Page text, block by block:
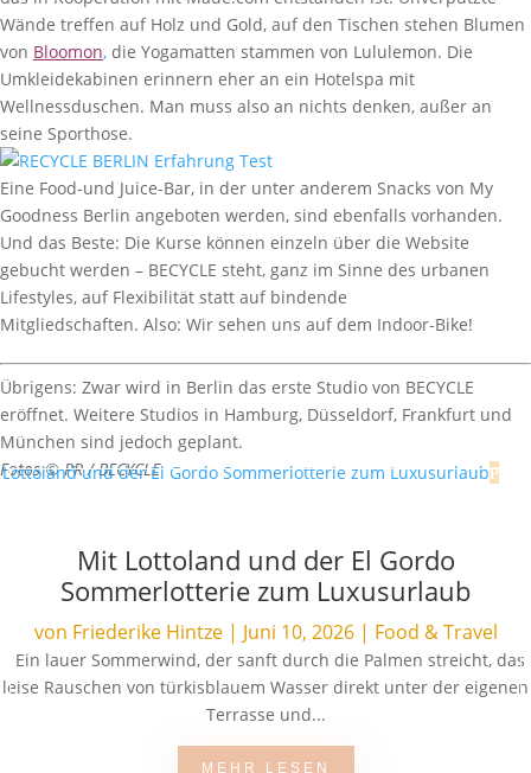
Wände treffen auf Holz und Gold, auf den Tischen stehen Blumen
von Bloomon, die Yogamatten stammen von Lululemon. Die
Umkleidekabinen erinnern eher an ein Hotelspa mit
Wellnessduschen. Man muss also an nichts denken, außer an
seine Sporthose.
Eine Food-und Juice-Bar, in der unter anderem Snacks von My
Goodness Berlin angeboten werden, sind ebenfalls vorhanden.
Und das Beste: Die Kurse können einzeln über die Website
gebucht werden – BECYCLE steht, ganz im Sinne des urbanen
Lifestyles, auf Flexibilität statt auf bindende
Mitgliedschaften. Also: Wir sehen uns auf dem Indoor-Bike!
Übrigens: Zwar wird in Berlin das erste Studio von BECYCLE
eröffnet. Weitere Studios in Hamburg, Düsseldorf, Frankfurt und
München sind jedoch geplant.
Fotos © PR / BECYCLE
Mit Lottoland und der El Gordo
Sommerlotterie zum Luxusurlaub
von Friederike Hintze| Juni 10, 2026| Food & Travel
Ein lauer Sommerwind, der sanft durch die Palmen streicht, das
leise Rauschen von türkisblauem Wasser direkt unter der eigenen
Terrasse und...
MEHR LESEN